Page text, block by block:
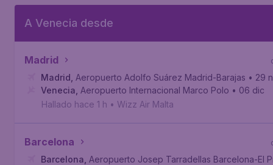
A Venecia desde
Madrid
Madrid Aeropuerto Adolfo Suárez Madrid-Barajas • 29
Venecia Aeropuerto Internacional Marco Polo • 06 dic
Hallado hace 1 h • Wizz Air Malta
Barcelona
Barcelona Aeropuerto Josep Tarradellas Barcelona-El